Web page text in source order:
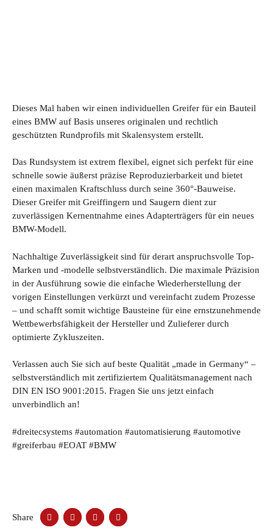
Dieses Mal haben wir einen individuellen Greifer für ein Bauteil
eines BMW auf Basis unseres originalen und rechtlich
geschützten Rundprofils mit Skalensystem erstellt.
Das Rundsystem ist extrem flexibel, eignet sich perfekt für eine
schnelle sowie äußerst präzise Reproduzierbarkeit und bietet
einen maximalen Kraftschluss durch seine 360°-Bauweise.
Dieser Greifer mit Greiffingern und Saugern dient zur
zuverlässigen Kernentnahme eines Adapterträgers für ein neues
BMW-Modell.
Nachhaltige Zuverlässigkeit sind für derart anspruchsvolle Top-
Marken und -modelle selbstverständlich. Die maximale Präzision
in der Ausführung sowie die einfache Wiederherstellung der
vorigen Einstellungen verkürzt und vereinfacht zudem Prozesse
– und schafft somit wichtige Bausteine für eine ernstzunehmende
Wettbewerbsfähigkeit der Hersteller und Zulieferer durch
optimierte Zykluszeiten.
Verlassen auch Sie sich auf beste Qualität „made in Germany“ –
selbstverständlich mit zertifiziertem Qualitätsmanagement nach
DIN EN ISO 9001:2015. Fragen Sie uns jetzt einfach
unverbindlich an!
#dreitecsystems #automation #automatisierung #automotive
#greiferbau #EOAT #BMW
Share